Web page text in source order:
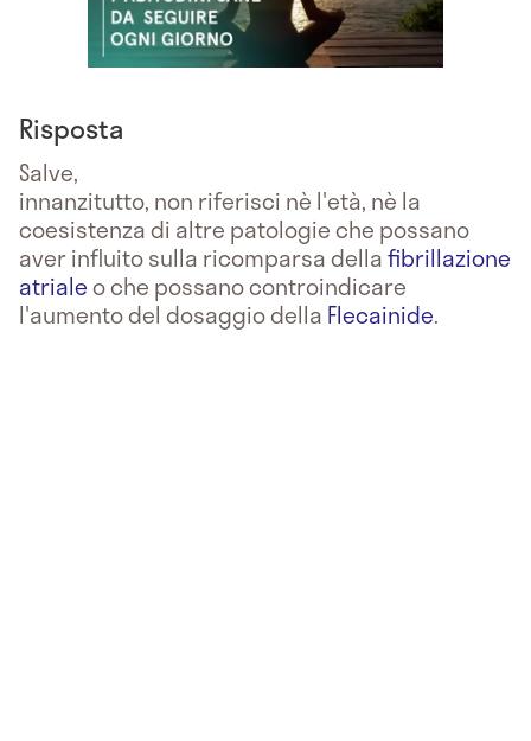
Risposta
Salve,
innanzitutto, non riferisci nè l'età, nè la
coesistenza di altre patologie che possano
aver influito sulla ricomparsa dellafibrillazione
atrialeo che possano controindicare
l'aumento del dosaggio della Flecainide.